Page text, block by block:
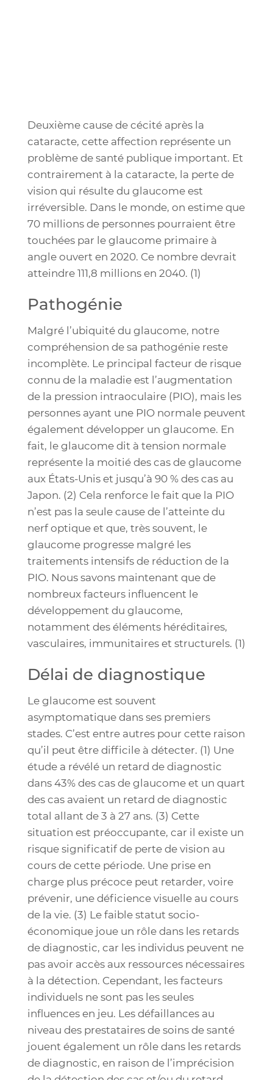
Deuxième cause de cécité après la
cataracte, cette affection représente un
problème de santé publique important. Et
contrairement à la cataracte, la perte de
vision qui résulte du glaucome est
irréversible. Dans le monde, on estime que
70 millions de personnes pourraient être
touchées par le glaucome primaire à
angle ouvert en 2020. Ce nombre devrait
atteindre 111,8 millions en 2040. (1)
Pathogénie
Malgré l’ubiquité du glaucome, notre
compréhension de sa pathogénie reste
incomplète. Le principal facteur de risque
connu de la maladie est l’augmentation
de la pression intraoculaire (PIO), mais les
personnes ayant une PIO normale peuvent
également développer un glaucome. En
fait, le glaucome dit à tension normale
représente la moitié des cas de glaucome
aux États-Unis et jusqu’à 90 % des cas au
Japon. (2) Cela renforce le fait que la PIO
n’est pas la seule cause de l’atteinte du
nerf optique et que, très souvent, le
glaucome progresse malgré les
traitements intensifs de réduction de la
PIO. Nous savons maintenant que de
nombreux facteurs influencent le
développement du glaucome,
notamment des éléments héréditaires,
vasculaires, immunitaires et structurels. (1)
Délai de diagnostique
Le glaucome est souvent
asymptomatique dans ses premiers
stades. C’est entre autres pour cette raison
qu’il peut être difficile à détecter. (1) Une
étude a révélé un retard de diagnostic
dans 43% des cas de glaucome et un quart
des cas avaient un retard de diagnostic
total allant de 3 à 27 ans. (3) Cette
situation est préoccupante, car il existe un
risque significatif de perte de vision au
cours de cette période. Une prise en
charge plus précoce peut retarder, voire
prévenir, une déficience visuelle au cours
de la vie. (3) Le faible statut socio-
économique joue un rôle dans les retards
de diagnostic, car les individus peuvent ne
pas avoir accès aux ressources nécessaires
à la détection. Cependant, les facteurs
individuels ne sont pas les seules
influences en jeu. Les défaillances au
niveau des prestataires de soins de santé
jouent également un rôle dans les retards
de diagnostic, en raison de l’imprécision